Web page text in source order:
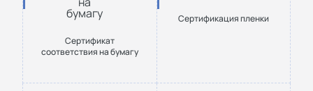
Сертификат
соответствия на бумагу
Сертификация пленки